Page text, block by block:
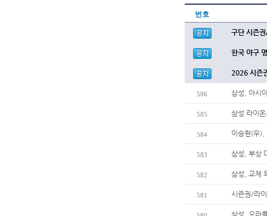
번호
구단 시즌
한국 야구
2026 시즌
586 삼성, 아시
585 삼성 라이
584 이승현(우),
583 삼성, 부상
582 삼성, 교체
581 시즌권/라
삼성, 오러